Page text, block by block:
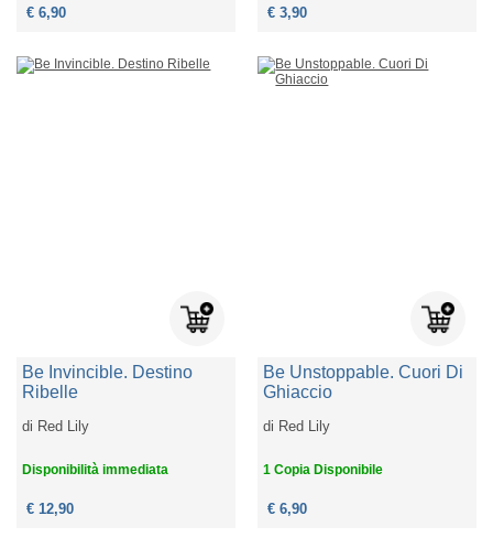
€ 6,90 € 3,90
Be Invincible. Destino
Ribelle
di Red Lily
Disponibilità immediata
€ 12,90
Be Unstoppable. Cuori Di
Ghiaccio
di Red Lily
1 Copia Disponibile
€ 6,90